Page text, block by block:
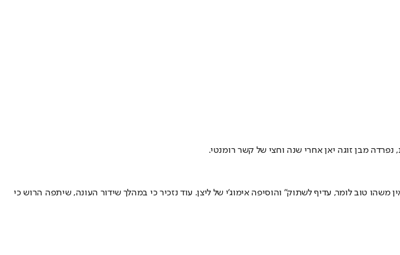
מבן זוגה יאן אחרי שנה וחצי של קשר רומנטי.
טוב לומר, עדיף לשתוק" והוסיפה אימוג'י של ליצן. עוד נזכיר כי במהלך שידור העונה, שיתפה הרוש כי